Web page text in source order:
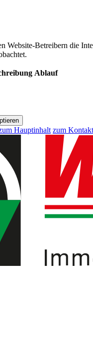
Website-Betreibern die
Ablauf
Hauptinhalt zum